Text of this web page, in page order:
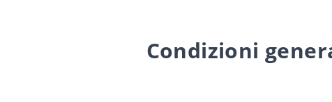
Condizioni